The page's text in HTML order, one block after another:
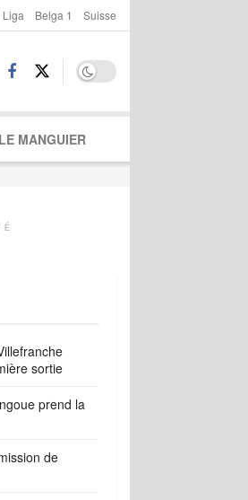
Liga Belga 1 Suisse
MANGUIER
sortie
prend la
de